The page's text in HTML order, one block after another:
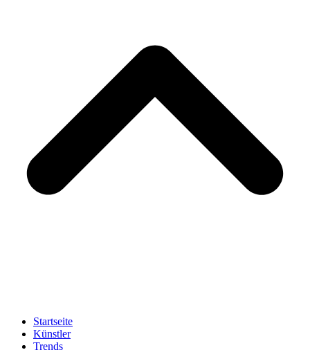
Startseite
Künstler
Trends